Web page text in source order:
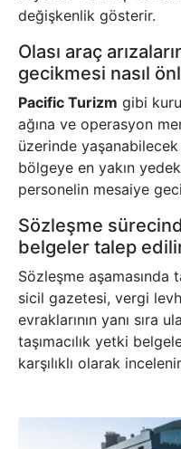
değişkenlik gösterir.
Olası araç
gecikmesi nasıl
Pacific Turizm gibi
ağına ve operasyon
üzerinde yaşanabilecek
bölgeye en yakın
personelin mesaiye
Sözleşme
belgeler talep
Sözleşme aşamasında
sicil gazetesi, vergi
evraklarının yanı sıra
taşımacılık yetki
karşılıklı olarak